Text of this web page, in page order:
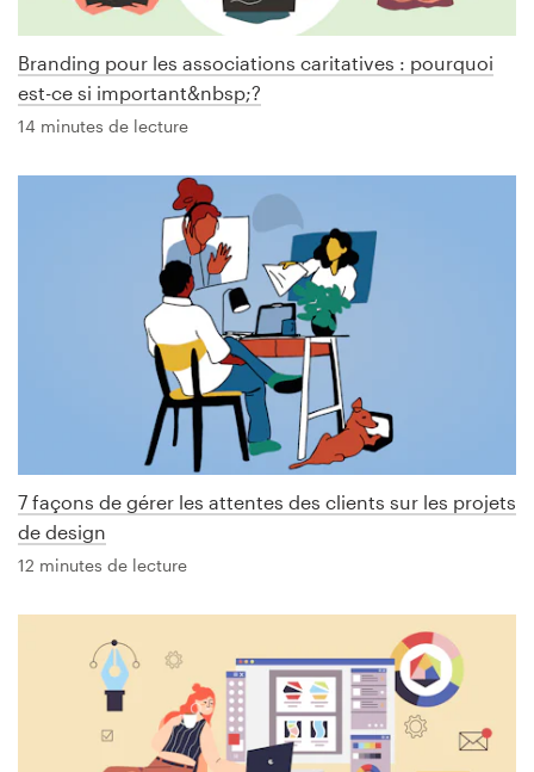
Branding pour les associations caritatives : pourquoi
est-ce si important&nbsp;?
14 minutes de lecture
7 façons de gérer les attentes des clients sur les projets
de design
12 minutes de lecture